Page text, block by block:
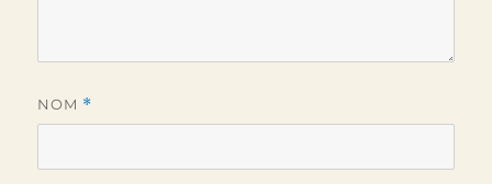
NOM *